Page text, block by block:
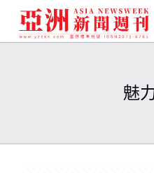
魅